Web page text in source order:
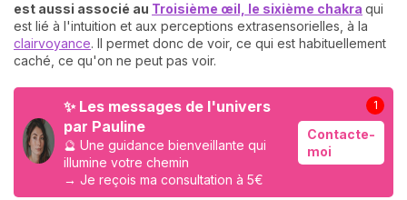
est aussi associé au Troisième œil, le sixième chakra qui
est lié à l'intuition et aux perceptions extrasensorielles, à la
clairvoyance. Il permet donc de voir, ce qui est habituellement
caché, ce qu'on ne peut pas voir.
✨ Les messages de l'univers
par Pauline
🔮 Une guidance bienveillante qui
illumine votre chemin
→ Je reçois ma consultation à 5€
Contacte-
moi
1